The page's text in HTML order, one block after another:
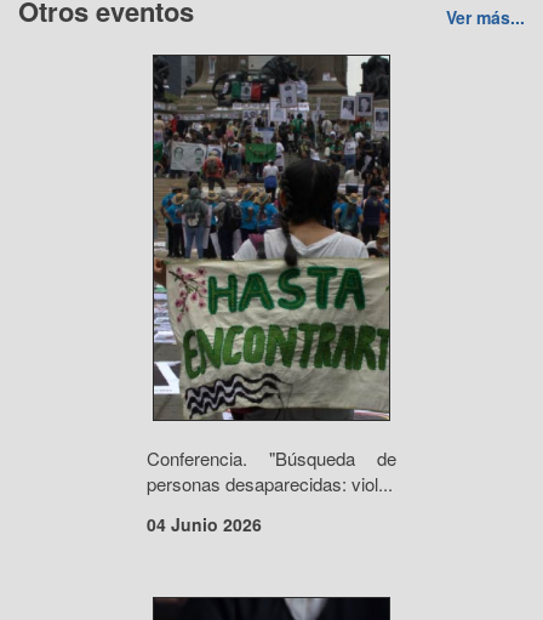
Otros eventos Ver más...
Conferencia. "Búsqueda de
personas desaparecidas: viol...
04 Junio 2026